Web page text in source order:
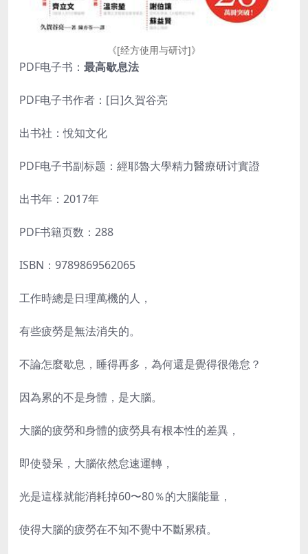
《[经方使用与研讨]》
PDF电子书： 最高歇息法
PDF电子书作者：[日]久賀谷亮
出书社：悅知文化
PDF电子书副标题：經耶魯大學精力醫療研讨實證
出书年：2017年
PDF书籍页数：288
ISBN：9789869562065
工作時總是日理萬機的人，
有些疲勞是無法消失的。
不論怎麼歇息，睡得再多，為何還是覺得很倦怠？
因為累的不是身體，是大腦。
大腦的疲勞和身體的疲勞具有根本性的差異，
即使發呆，大腦依然怠速運轉，
光是這樣就能消耗掉60〜80％的大腦能量，
使得大腦的疲勞在不知不覺中不斷累積。